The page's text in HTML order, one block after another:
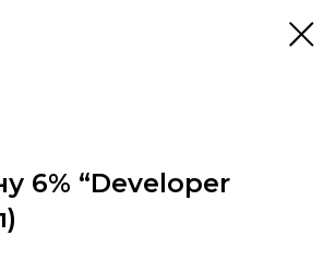
6% “Developer